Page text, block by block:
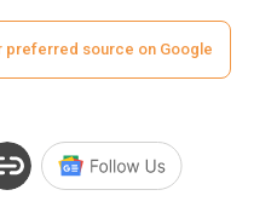
preferred source on Google